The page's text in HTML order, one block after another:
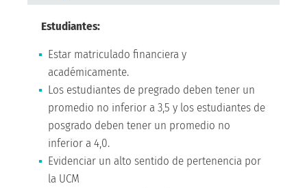
Estudiantes:
Estar matriculado financiera y
académicamente.
Los estudiantes de pregrado deben tener un
promedio no inferior a 3,5 y los estudiantes de
posgrado deben tener un promedio no
inferior a 4,0.
Evidenciar un alto sentido de pertenencia por
la UCM